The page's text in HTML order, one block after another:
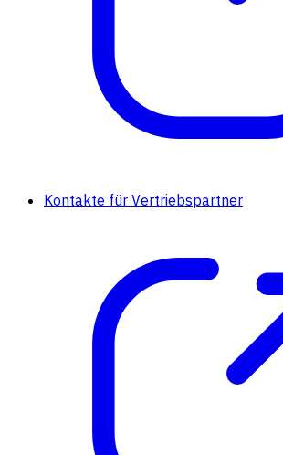
Kontakte für Vertriebspartner